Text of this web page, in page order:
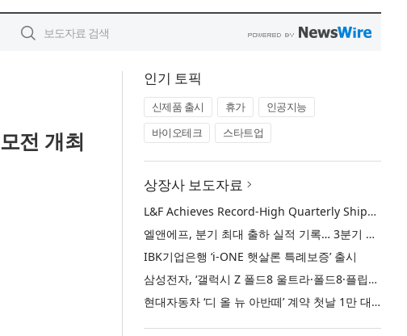
전 개최
인기 토픽
신제품 출시 휴가
인공지능
바이오테크
스타트업
상장사 보도자료
L&F Achieves Record-High Quarterly Shipments, Begins LFP Supply for North American ESS in Q3 Advancing its Two-Track NCM and LFP Growth Strategy
엘앤에프, 분기 최대 출하 실적 기록… 3분기 북미 ESS향 LFP 공급 착수 NCM+LFP ‘2-Track’ 성장 전략 실현
IBK기업은행 ‘i-ONE 햇살론 특례보증’ 출시
삼성전자, ‘갤럭시 Z 폴드8 울트라·폴드8·플립8’과 ‘갤럭시 워치 울트라2·워치9’ 국내 공식 출시
현대자동차 ‘디 올 뉴 아반떼’ 계약 첫날 1만 대 돌파